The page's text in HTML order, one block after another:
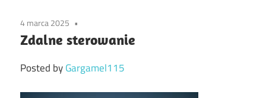
4 marca 2025
Zdalne sterowanie
Posted byGargamel115